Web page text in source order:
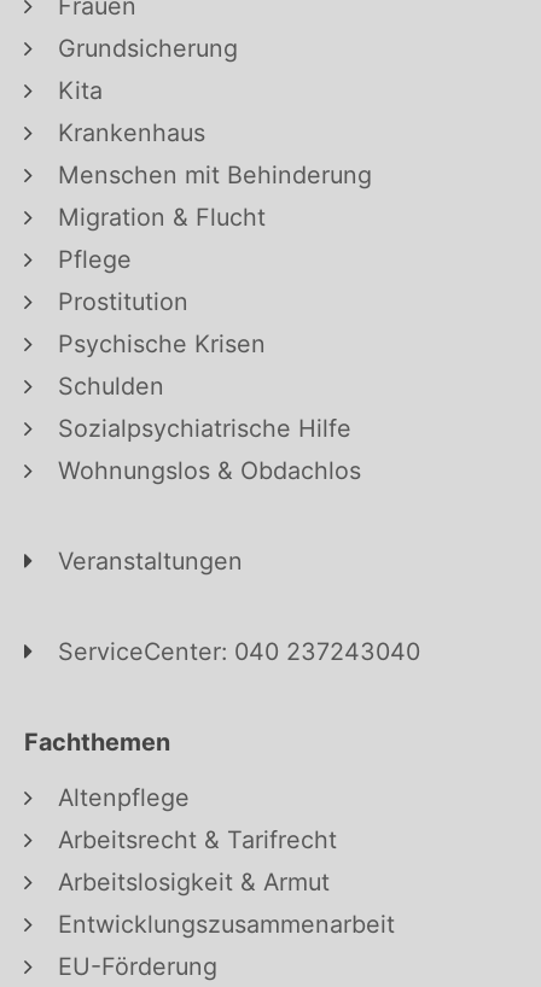
Grundsicherung
Kita
Krankenhaus
Menschen mit Behinderung
Migration & Flucht
Pflege
Prostitution
Psychische Krisen
Schulden
Sozialpsychiatrische Hilfe
Wohnungslos & Obdachlos
Veranstaltungen
ServiceCenter: 040 237243040
Fachthemen
Altenpflege
Arbeitsrecht & Tarifrecht
Arbeitslosigkeit & Armut
Entwicklungszusammenarbeit
EU-Förderung